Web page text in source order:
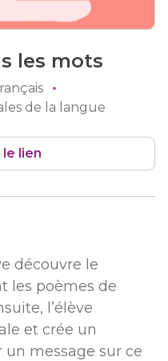
les mots
de la langue
lien
découvre le
les poèmes de
l’élève
et crée un
message sur ce